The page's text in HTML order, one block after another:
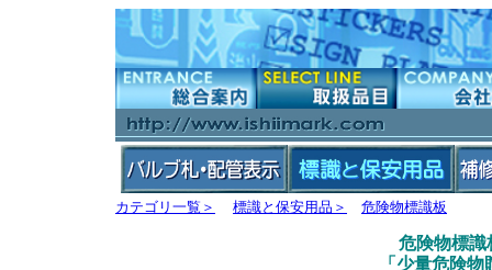
カテゴリ一覧＞ 標識と保安用品＞ 危険物標識板
危険物標
「少量危険